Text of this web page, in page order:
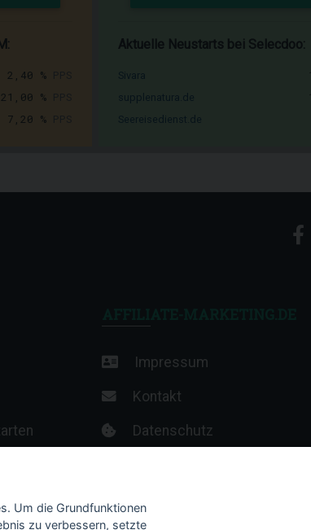
2,40 %
21,00 %
7,20 %
Aktuelle Neustarts bei Selecdoo:
Impressum
Kontakt
Datenschutz
Um die Grundfunktionen
zu verbessern, setzte